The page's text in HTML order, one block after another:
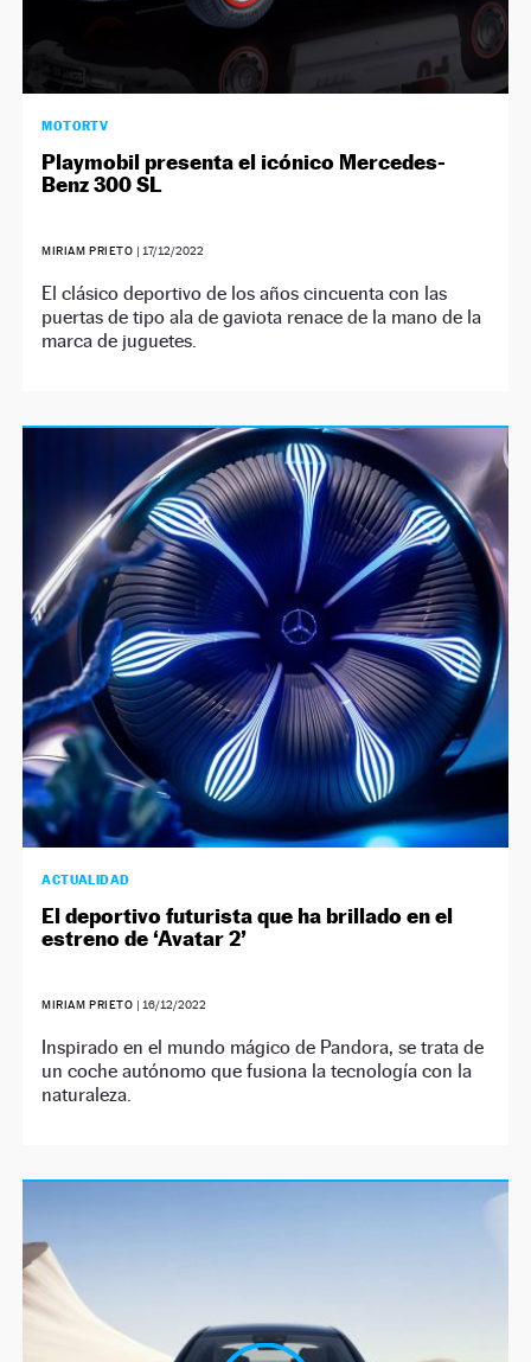
MOTORTV
Playmobil presenta el icónico Mercedes-
Benz 300 SL
MIRIAM PRIETO |17/12/2022
El clásico deportivo de los años cincuenta con las
puertas de tipo ala de gaviota renace de la mano de la
marca de juguetes.
ACTUALIDAD
El deportivo futurista que ha brillado en el
estreno de ‘Avatar 2’
MIRIAM PRIETO | 16/12/2022
Inspirado en el mundo mágico de Pandora, se trata de
un coche autónomo que fusiona la tecnología con la
naturaleza.